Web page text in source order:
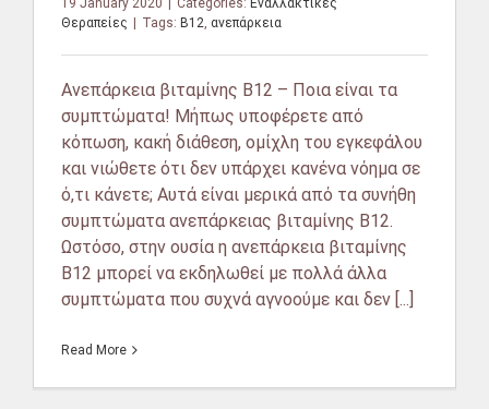
19 January 2020 Categories: Εναλλακτικές
Θεραπείες
Tags: B12, ανεπάρκεια
Ανεπάρκεια βιταμίνης B12 – Ποια είναι τα
συμπτώματα! Μήπως υποφέρετε από
κόπωση, κακή διάθεση, ομίχλη του εγκεφάλου
και νιώθετε ότι δεν υπάρχει κανένα νόημα σε
ό,τι κάνετε; Αυτά είναι μερικά από τα συνήθη
συμπτώματα ανεπάρκειας βιταμίνης Β12.
Ωστόσο, στην ουσία η ανεπάρκεια βιταμίνης
Β12 μπορεί να εκδηλωθεί με πολλά άλλα
συμπτώματα που συχνά αγνοούμε και δεν [...]
Read More